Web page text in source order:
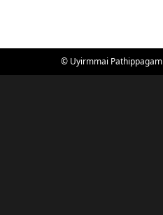
© Uyirmmai Pathippagam